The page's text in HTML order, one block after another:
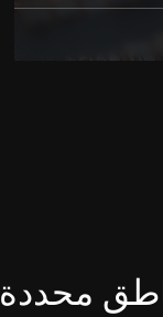
محددة